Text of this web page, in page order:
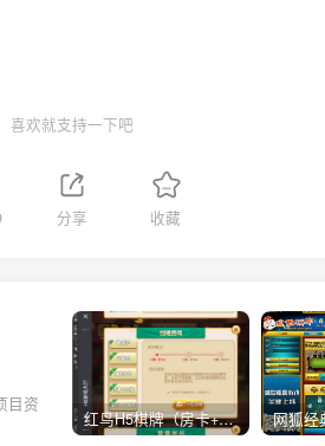
喜欢就支持一下吧
分享 收藏
目资
红鸟H5棋牌（房卡+金币）全套双模式游戏源码